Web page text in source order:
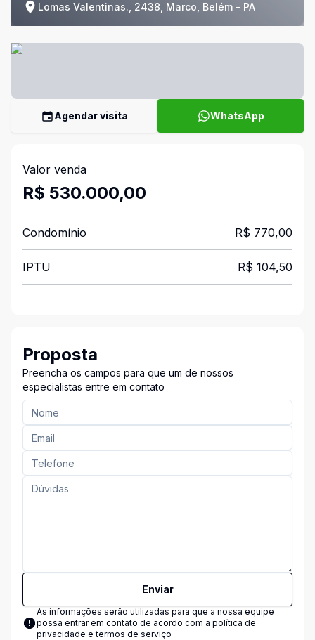
Lomas Valentinas., 2438, Marco, Belém - PA
Agendar visita WhatsApp
Valor venda
R$ 530.000,00
Condomínio R$ 770,00
IPTU R$ 104,50
Proposta
Preencha os campos para que um de nossos
especialistas entre em contato
Enviar
As informações serão utilizadas para que a nossa equipe
possa entrar em contato de acordo com a política de
privacidade e termos de serviço